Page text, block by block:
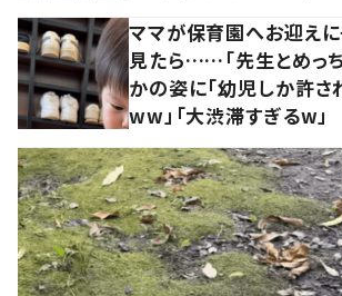
ママが保育園へお迎え
見たら……「先生とめっち
かの姿に「幼児しか許
ww」「大渋滞すぎるw」